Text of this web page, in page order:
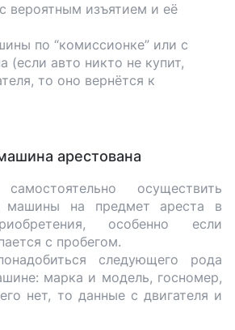
вероятным изъятием и её
по “комиссионке” или с
(если авто никто не купит,
то оно вернётся к
арестована
осуществить
машины на предмет ареста в
особенно если
с пробегом.
следующего рода
марка и модель, госномер,
нет, то данные с двигателя и